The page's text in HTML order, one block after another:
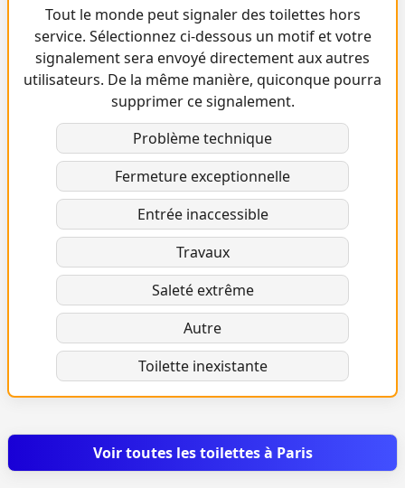
Tout le monde peut signaler des toilettes hors
service. Sélectionnez ci-dessous un motif et votre
signalement sera envoyé directement aux autres
utilisateurs. De la même manière, quiconque pourra
supprimer ce signalement.
Problème technique
Fermeture exceptionnelle
Entrée inaccessible
Travaux
Saleté extrême
Autre
Toilette inexistante
Voir toutes les toilettes à Paris